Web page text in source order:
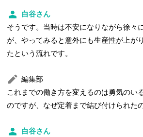
白谷さん
そうです。当時は不安になりながら徐々
が、やってみると意外にも生産性が上が
たという流れです。
編集部
これまでの働き方を変えるのは勇気のい
のですが、なぜ定着まで結び付けられた
白谷さん